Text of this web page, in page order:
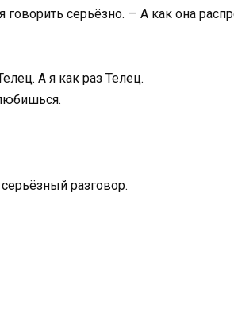
серьёзно. — А как она
А я как раз Телец.
разговор.